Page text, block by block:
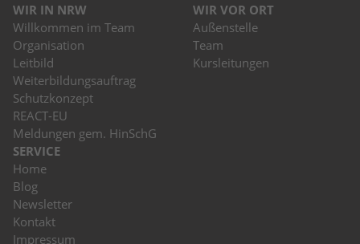
WIR IN NRW
Willkommen im Team
Organisation
Leitbild
Weiterbildungsauftrag
Schutzkonzept
REACT-EU
Meldungen gem. HinSchG
WIR VOR ORT
Außenstelle
Team
Kursleitungen
SERVICE
Home
Blog
Newsletter
Kontakt
Impressum